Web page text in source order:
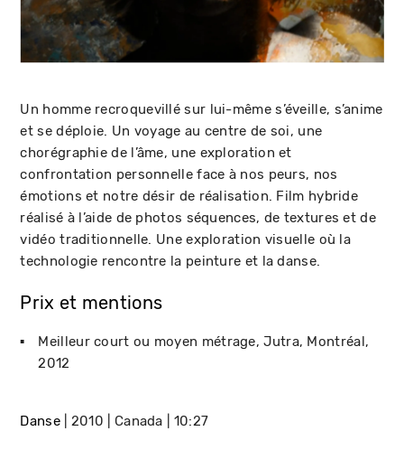
Un homme recroquevillé sur lui-même s’éveille, s’anime
et se déploie. Un voyage au centre de soi, une
chorégraphie de l’âme, une exploration et
confrontation personnelle face à nos peurs, nos
émotions et notre désir de réalisation. Film hybride
réalisé à l’aide de photos séquences, de textures et de
vidéo traditionnelle. Une exploration visuelle où la
technologie rencontre la peinture et la danse.
Prix et mentions
Meilleur court ou moyen métrage Jutra Montréal
2012
Danse 2010 Canada 10:27